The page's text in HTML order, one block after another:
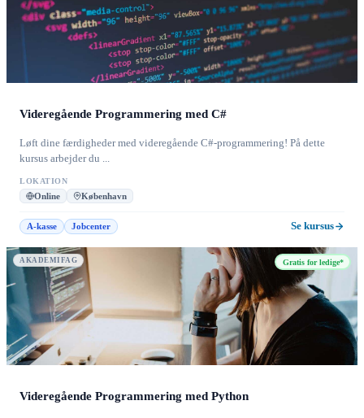
Videregående Programmering med C#
Løft dine færdigheder med videregående C#-programmering! På dette
kursus arbejder du ...
LOKATION
Online København
A-kasse Jobcenter Se kursus
AKADEMIFAG Gratis for ledige*
Videregående Programmering med Python